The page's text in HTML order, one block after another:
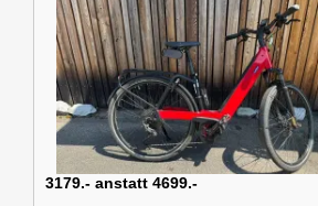
3179.- anstatt 4699.-